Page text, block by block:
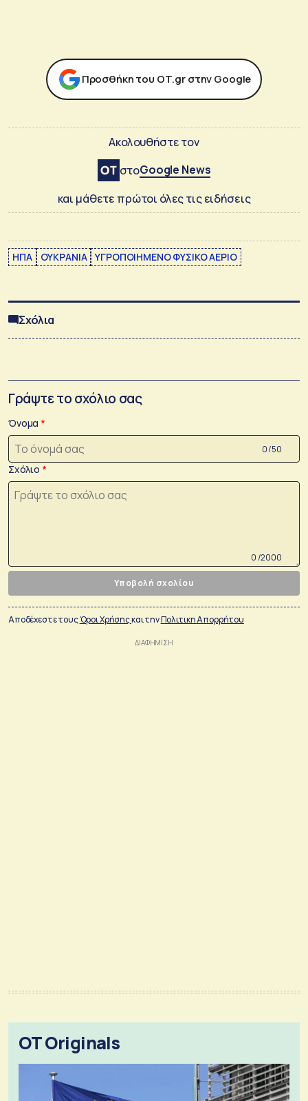
Προσθήκη του ΟΤ.gr στην Google
Ακολουθήστε τον
στοGoogle News
και μάθετε πρώτοι όλες τις ειδήσεις
ΗΠΑ ΟΥΚΡΑΝΙΑ ΥΓΡΟΠΟΙΗΜΕΝΟ ΦΥΣΙΚΟ ΑΕΡΙΟ
Σχόλια
Γράψτε το σχόλιο σας
Όνομα
0 /50
Σχόλιο
0 /2000
Υποβολή σχολίου
Αποδέχεστε τουςΌροι Χρήσηςκαι τηνΠολιτικη Απορρήτου
OT Originals